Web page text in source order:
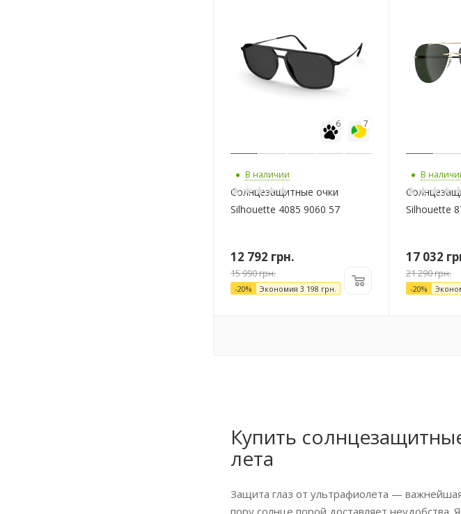
7
6
В наличии
Солнцезащитные очки
Silhouette 4085 9060 57
12 792 грн.
15 990грн.
-20% Экономия 3 198 грн.
В
Silhouette
17 032
21 290грн.
-20%
Купить
лета
Защита глаз от ультрафиолета —
пору солнце порой доставляет